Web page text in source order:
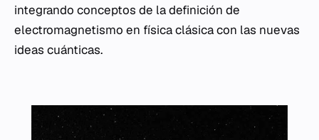
integrando conceptos de la definición de
electromagnetismo en física clásica con las nuevas
ideas cuánticas.